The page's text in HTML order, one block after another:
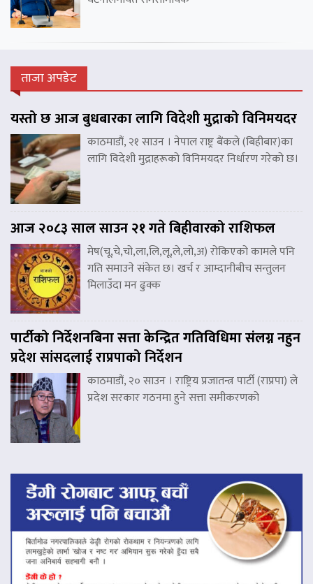
ताजा अपडेट
यस्तो छ आज बुधबारका लागि विदेशी मुद्राको विनिमयदर
काठमाडौं, २१ साउन । नेपाल राष्ट्र बैंकले (बिहीबार)का
लागि विदेशी मुद्राहरूको विनिमयदर निर्धारण गरेको छ।
आज २०८३ साल साउन २१ गते बिहीवारको राशिफल
मेष(चू,चे,चो,ला,लि,लू,ले,लो,अ) रोकिएको कामले पनि
गति समाउने संकेत छ। खर्च र आम्दानीबीच सन्तुलन
मिलाउँदा मन ढुक्क
पार्टीको निर्देशनबिना सत्ता केन्द्रित गतिविधिमा संलग्न नहुन
प्रदेश सांसदलाई राप्रपाको निर्देशन
काठमाडौं, २० साउन । राष्ट्रिय प्रजातन्त्र पार्टी (राप्रपा) ले
प्रदेश सरकार गठनमा हुने सत्ता समीकरणको